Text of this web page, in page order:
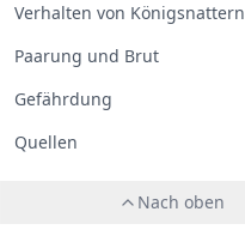
Verhalten von Königsnattern
Paarung und Brut
Gefährdung
Quellen
Nach oben